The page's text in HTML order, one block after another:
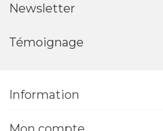
Newsletter
Témoignage
Information